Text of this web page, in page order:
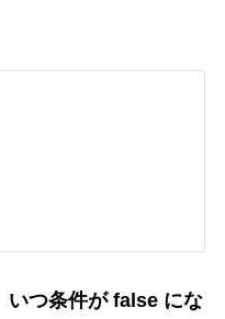
いつ条件が false にな